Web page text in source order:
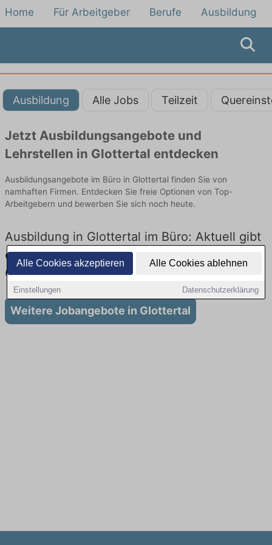
Alle Cookies akzeptieren Alle Cookies ablehnen
Einstellungen Datenschutzerklärung
Home Für Arbeitgeber Berufe Ausbildung
Ausbildung Alle Jobs Teilzeit
Jetzt Ausbildungsangebote und
Lehrstellen in Glottertal entdecken
Ausbildungsangebote im Büro in Glottertal finden Sie von
namhaften Firmen. Entdecken Sie freie Optionen von Top-
Arbeitgebern und bewerben Sie sich noch heute.
Ausbildung in Glottertal im Büro: Aktuell gibt
es keine Stellenangebote für Ausbildung in
Glottertal
Weitere Jobangebote in Glottertal